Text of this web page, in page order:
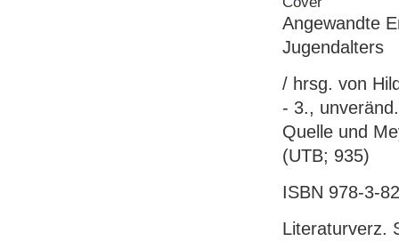
Angewandte
Jugendalters
/ hrsg. von
- 3.,
Quelle und
(UTB; 935)
ISBN 978-3-
Literaturverz.